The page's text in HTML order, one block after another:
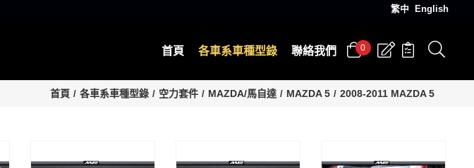
繁中 English
0
首頁 各車系車種型錄 聯絡我們
首頁 各車系車種型錄 空力套件 MAZDA/馬自達 MAZDA 5 2008-2011 MAZDA 5